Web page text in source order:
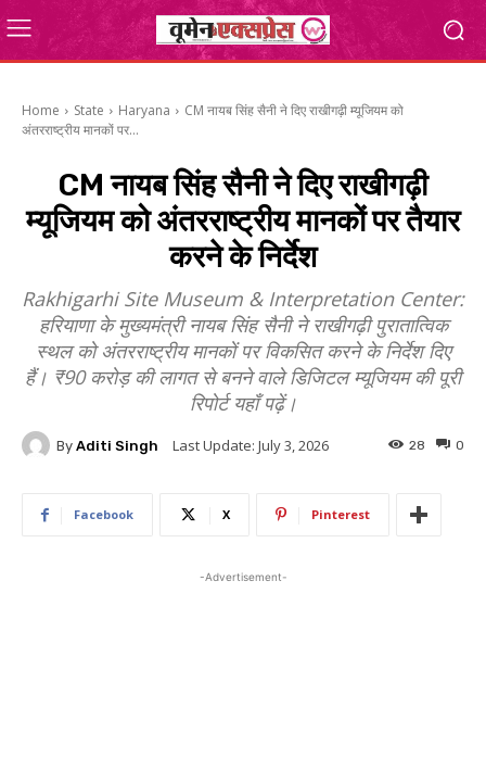
Home State Haryana
CM नायब सिंह सैनी ने दिए राखीगढ़ी म्यूजियम को
अंतरराष्ट्रीय मानकों पर...
CM नायब सिंह सैनी ने दिए राखीगढ़ी
म्यूजियम को अंतरराष्ट्रीय मानकों पर तैयार
करने के निर्देश
Rakhigarhi Site Museum & Interpretation Center:
हरियाणा के मुख्यमंत्री नायब सिंह सैनी ने राखीगढ़ी पुरातात्विक
स्थल को अंतरराष्ट्रीय मानकों पर विकसित करने के निर्देश दिए
हैं। ₹90 करोड़ की लागत से बनने वाले डिजिटल म्यूजियम की पूरी
रिपोर्ट यहाँ पढ़ें।
By Aditi Singh Last Update: July 3, 2026 0
28
Facebook X Pinterest
-Advertisement-